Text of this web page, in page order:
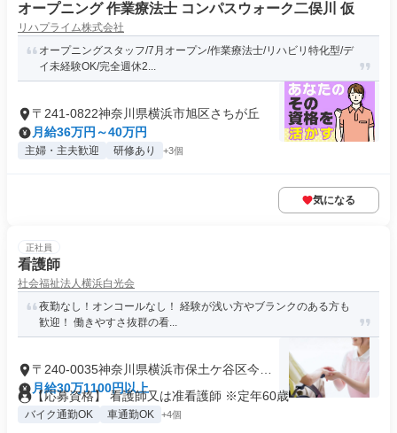
オープニング 作業療法士 コンパスウォーク二俣川 仮
リハプライム株式会社
オープニングスタッフ/7月オープン/作業療法士/リハビリ特化型/デ
イ未経験OK/完全週休2...
〒241-0822神奈川県横浜市旭区さちが丘
月給36万円～40万円
主婦・主夫歓迎 研修あり +3個
気になる
正社員
看護師
社会福祉法人横浜白光会
夜勤なし！オンコールなし！ 経験が浅い方やブランクのある方も
歓迎！ 働きやすさ抜群の看...
〒240-0035神奈川県横浜市保土ケ谷区今井
町
月給30万1100円以上
【応募資格】 看護師又は准看護師 ※定年60歳
バイク通勤OK 車通勤OK +4個